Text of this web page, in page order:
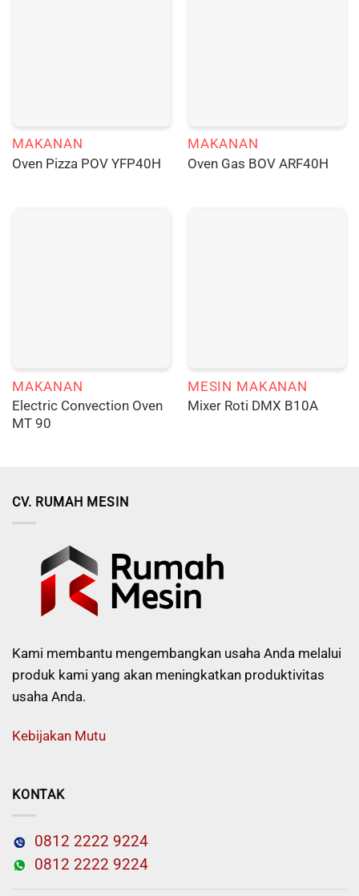
MAKANAN
Oven Pizza POV YFP40H
MAKANAN
Oven Gas BOV ARF40H
MAKANAN
Electric Convection Oven
MT 90
MESIN MAKANAN
Mixer Roti DMX B10A
CV. RUMAH MESIN
Kami membantu mengembangkan usaha Anda melalui
produk kami yang akan meningkatkan produktivitas
usaha Anda.
Kebijakan Mutu
KONTAK
0812 2222 9224
0812 2222 9224